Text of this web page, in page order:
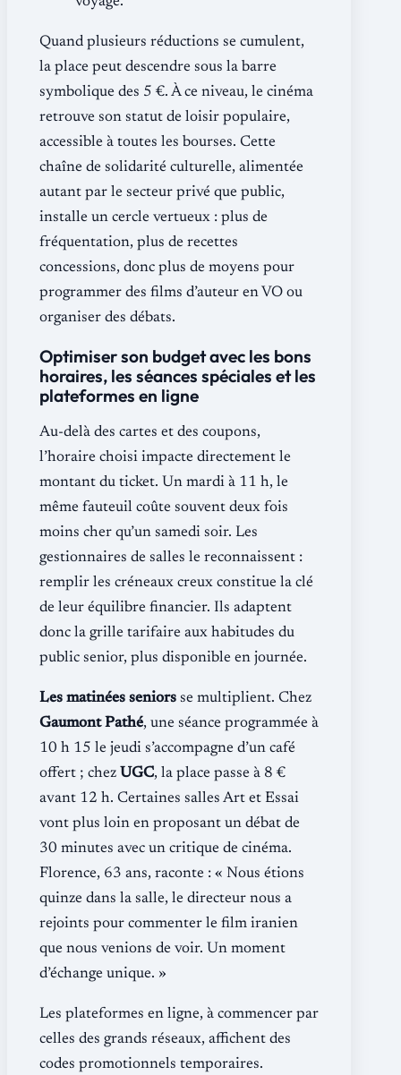
Quand plusieurs réductions se cumulent,
la place peut descendre sous la barre
symbolique des 5 €. À ce niveau, le cinéma
retrouve son statut de loisir populaire,
accessible à toutes les bourses. Cette
chaîne de solidarité culturelle, alimentée
autant par le secteur privé que public,
installe un cercle vertueux : plus de
fréquentation, plus de recettes
concessions, donc plus de moyens pour
programmer des films d’auteur en VO ou
organiser des débats.
Optimiser son budget avec les bons
horaires, les séances spéciales et les
plateformes en ligne
Au-delà des cartes et des coupons,
l’horaire choisi impacte directement le
montant du ticket. Un mardi à 11 h, le
même fauteuil coûte souvent deux fois
moins cher qu’un samedi soir. Les
gestionnaires de salles le reconnaissent :
remplir les créneaux creux constitue la clé
de leur équilibre financier. Ils adaptent
donc la grille tarifaire aux habitudes du
public senior, plus disponible en journée.
Les matinées seniors se multiplient. Chez
Gaumont Pathé, une séance programmée à
10 h 15 le jeudi s’accompagne d’un café
offert ; chez UGC, la place passe à 8 €
avant 12 h. Certaines salles Art et Essai
vont plus loin en proposant un débat de
30 minutes avec un critique de cinéma.
Florence, 63 ans, raconte : « Nous étions
quinze dans la salle, le directeur nous a
rejoints pour commenter le film iranien
que nous venions de voir. Un moment
d’échange unique. »
Les plateformes en ligne, à commencer par
celles des grands réseaux, affichent des
codes promotionnels temporaires.